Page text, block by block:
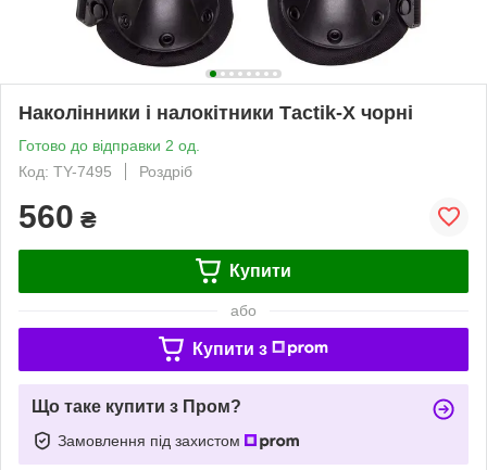
Наколінники і налокітники Тасtik-Х чорні
Готово до відправки 2 од.
Код: TY-7495
Роздріб
560 ₴
Купити
або
Купити з
Що таке купити з Пром?
Замовлення під захистом